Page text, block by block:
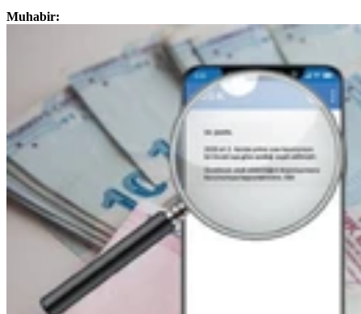
Muhabir: